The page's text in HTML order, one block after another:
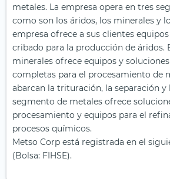
metales. La empresa opera en tres
como son los áridos, los minerales y
empresa ofrece a sus clientes
cribado para la producción de áridos.
minerales ofrece equipos y
completas para el procesamiento de
abarcan la trituración, la separación y
segmento de metales ofrece
procesamiento y equipos para el
procesos químicos.
Metso Corp está registrada en el
(Bolsa: FIHSE).